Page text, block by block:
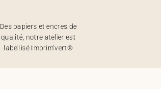
Des papiers et encres de
qualité, notre atelier est
labellisé Imprim’vert®